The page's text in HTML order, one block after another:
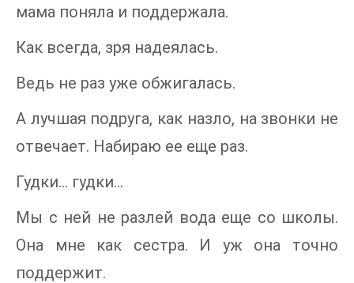
мама поняла и поддержала.
Как всегда, зря надеялась.
Ведь не раз уже обжигалась.
А лучшая подруга, как назло, на звонки не
отвечает. Набираю ее еще раз.
Гудки… гудки…
Мы с ней не разлей вода еще со школы.
Она мне как сестра. И уж она точно
поддержит.